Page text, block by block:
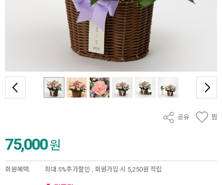
공유 찜
75,000원
회원혜택 최대 5%추가할인 , 회원가입 시 5,250원 적립